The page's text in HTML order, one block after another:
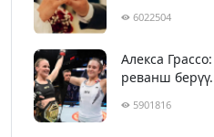
6022504
Алекса
реванш
5901816